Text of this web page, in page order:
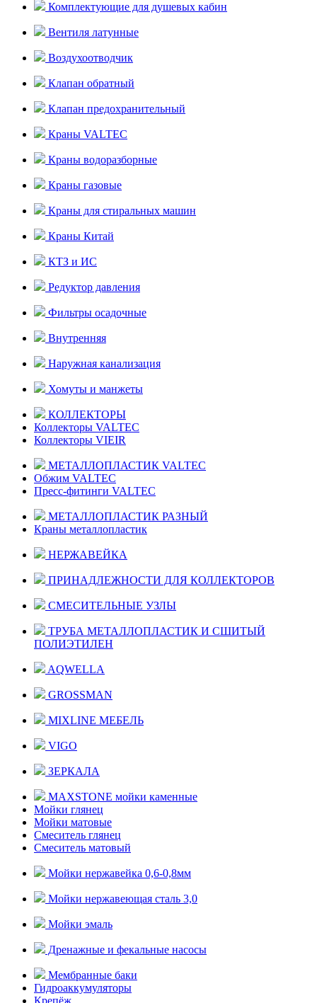
Комплектующие для душевых кабин
Вентиля латунные
Воздухоотводчик
Клапан обратный
Клапан предохранительный
Краны VALTEC
Краны водоразборные
Краны газовые
Краны для стиральных машин
Краны Китай
КТЗ и ИС
Редуктор давления
Фильтры осадочные
Внутренняя
Наружная канализация
Хомуты и манжеты
КОЛЛЕКТОРЫ
Коллекторы VALTEC
Коллекторы VIEIR
МЕТАЛЛОПЛАСТИК VALTEC
Обжим VALTEC
Пресс-фитинги VALTEC
МЕТАЛЛОПЛАСТИК РАЗНЫЙ
Краны металлопластик
НЕРЖАВЕЙКА
ПРИНАДЛЕЖНОСТИ ДЛЯ КОЛЛЕКТОРОВ
СМЕСИТЕЛЬНЫЕ УЗЛЫ
ТРУБА МЕТАЛЛОПЛАСТИК И СШИТЫЙ
ПОЛИЭТИЛЕН
AQWELLA
GROSSMAN
MIXLINE МЕБЕЛЬ
VIGO
ЗЕРКАЛА
MAXSTONE мойки каменные
Мойки глянец
Мойки матовые
Смеситель глянец
Смеситель матовый
Мойки нержавейка 0,6-0,8мм
Мойки нержавеющая сталь 3,0
Мойки эмаль
Дренажные и фекальные насосы
Мембранные баки
Гидроаккумуляторы
Крепёж